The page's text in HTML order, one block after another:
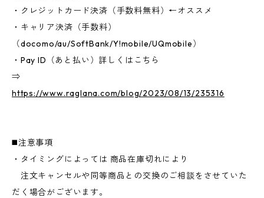
・クレジットカード決済（手数料無料）←オススメ
・キャリア決済（手数料）
（docomo/au/SoftBank/Y!mobile/UQmobile）
・Pay ID（あと払い）詳しくはこちら
⇒
https://www.raglana.com/blog/2023/08/13/235316
◼️注意事項
・タイミングによっては 商品在庫切れにより
注文キャンセルや同等商品との交換のご相談をさせていた
だく場合がございます。